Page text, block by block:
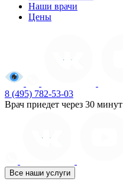
Наши врачи
Цены
8 (495) 782-53-03
Врач приедет через 30 минут
Все наши услуги